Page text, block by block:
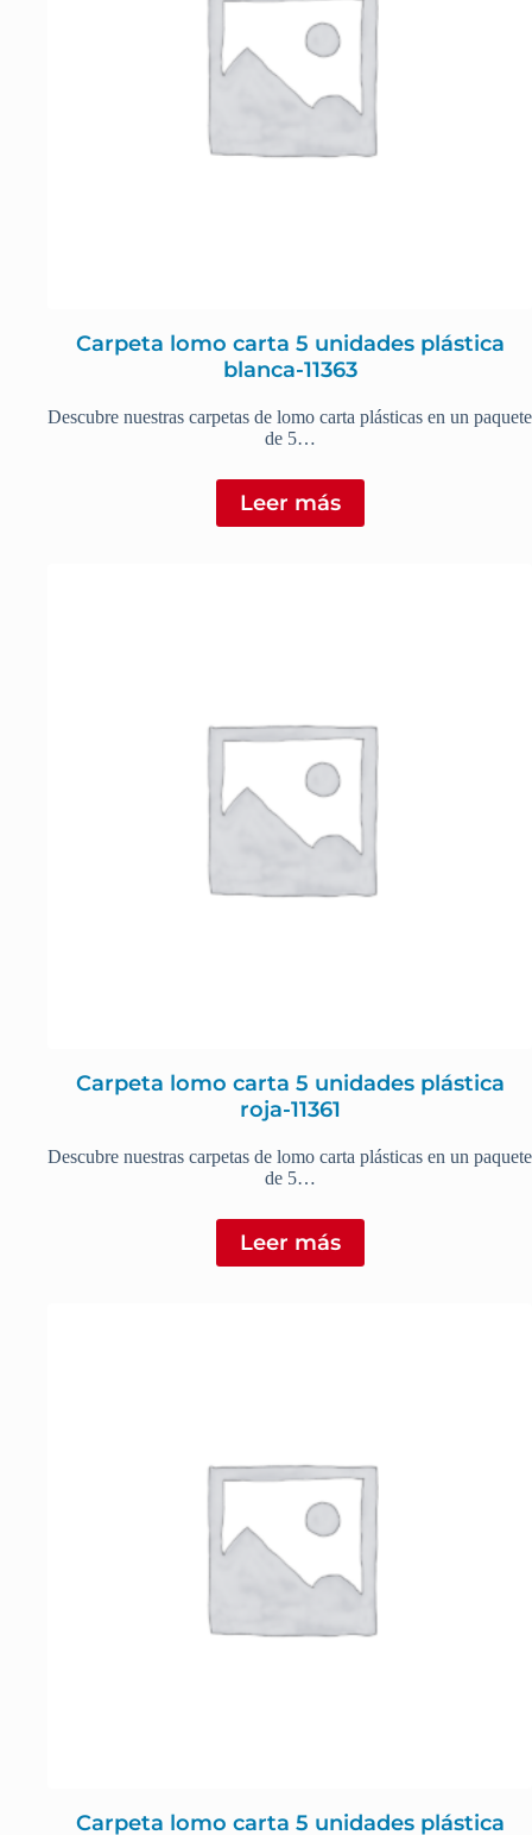
Carpeta lomo carta 5 unidades plástica
blanca-11363
Descubre nuestras carpetas de lomo carta plásticas en un paquete
de 5…
Leer más
Carpeta lomo carta 5 unidades plástica
roja-11361
Descubre nuestras carpetas de lomo carta plásticas en un paquete
de 5…
Leer más
Carpeta lomo carta 5 unidades plástica